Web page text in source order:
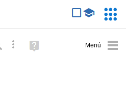
Búsqueda avanzada
Ayuda
(en